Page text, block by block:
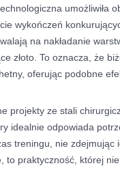
umożliwiła
wykończeń
na nakładanie
złoto. To oznacza, że
oferując podobne
projekty ze stali
idealnie odpowiada
treningu, nie
to praktyczność, której